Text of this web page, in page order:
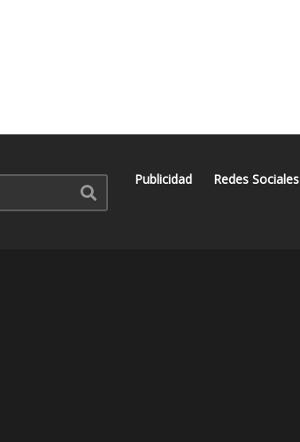
Publicidad Redes Sociales